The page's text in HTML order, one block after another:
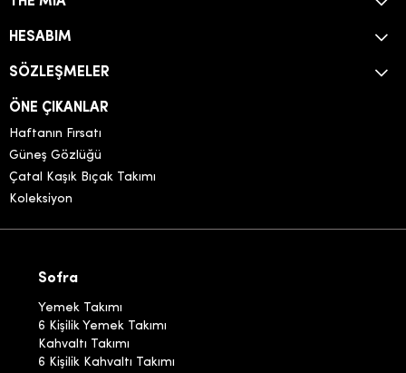
HESABIM
SÖZLEŞMELER
ÖNE ÇIKANLAR
Haftanın Fırsatı
Güneş Gözlüğü
Çatal Kaşık Bıçak Takımı
Koleksiyon
Sofra
Yemek Takımı
6 Kişilik Yemek Takımı
Kahvaltı Takımı
6 Kişilik Kahvaltı Takımı